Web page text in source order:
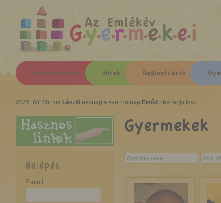
Az Emlékév
Bemutatkozás Hírek Regisztráció
2026. 08. 08. ma László névnapja van, holnap Emőd névnapja lesz
Belépés
E-mail:
Gyermekek